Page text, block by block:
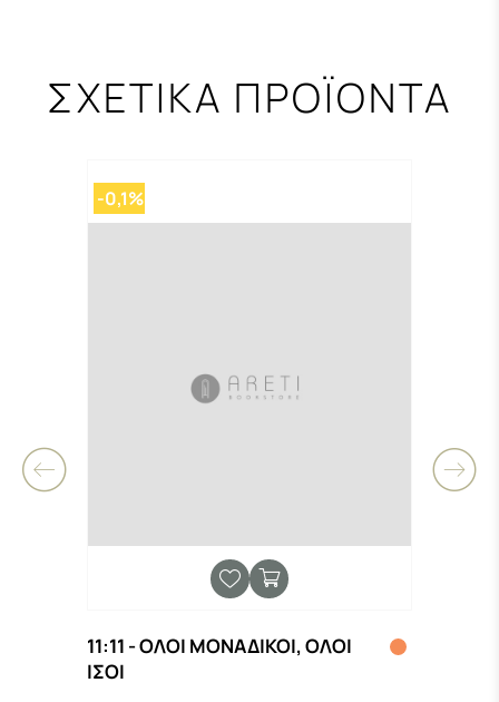
ΣΧΕΤΙΚΑ ΠΡΟΪΟΝΤΑ
-0,1%
11:11 - ΟΛΟΙ ΜΟΝΑΔΙΚΟΙ, ΟΛΟΙ
ΙΣΟΙ